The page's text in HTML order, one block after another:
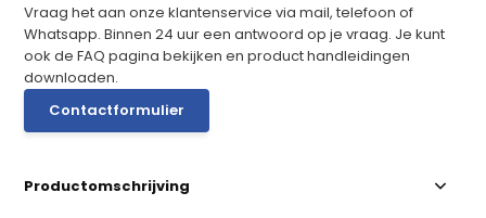
Vraag het aan onze klantenservice via mail, telefoon of
Whatsapp. Binnen 24 uur een antwoord op je vraag. Je kunt
ook de FAQ pagina bekijken en product handleidingen
downloaden.
Contactformulier
Productomschrijving